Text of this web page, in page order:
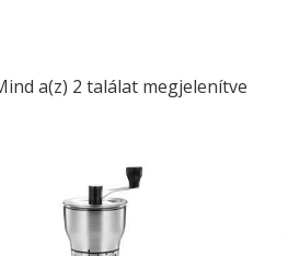
a(z) 2 találat megjelenítve